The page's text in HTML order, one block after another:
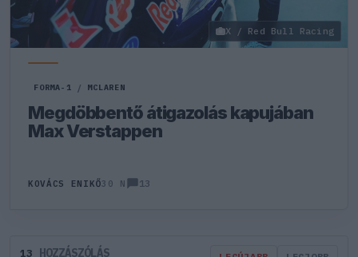
X / Red Bull Racing
FORMA-1 / MCLAREN
Megdöbbentő átigazolás kapujában
Max Verstappen
KOVÁCS ENIKŐ30 N 13
13 HOZZÁSZÓLÁS